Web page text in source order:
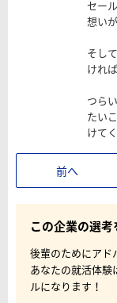
セー
想い
そし
けれ
つら
たい
けて
前へ
この企業の選
後輩のためにアド
あなたの就活体験
ルになります！